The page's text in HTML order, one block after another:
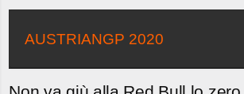
AUSTRIANGP 2020